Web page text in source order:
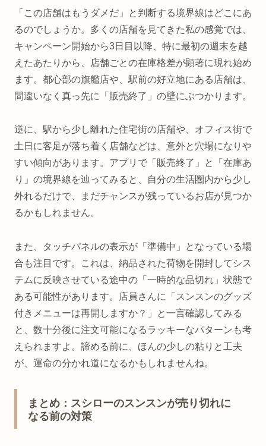
「この店舗はもうダメだ」と判断する境界線はどこにあ
るのでしょうか。多くの店舗を見てきた私の感覚では、
キャンペーン開始から3日目以降、特に最初の週末を越
えたあたりから、店舗ごとの在庫格差が顕著に現れ始め
ます。都心部の旗艦店や、駅前の好立地にある店舗は、
間違いなく真っ先に「販売終了」の壁にぶつかります。
逆に、駅から少し離れた住宅街の店舗や、オフィス街で
土日に客足が落ち着く店舗などは、意外と穴場になりや
すい傾向があります。アプリで「販売終了」と「在庫あ
り」の境界線を辿ってみると、自分の生活圏内から少し
外れるだけで、まだチャンスが残っているお店が見つか
るかもしれません。
また、タッチパネルの表示が「準備中」となっている場
合も注目です。これは、納品された荷物を開封してシス
テムに反映させている途中の「一時的な品切れ」状態で
ある可能性があります。店員さんに「スンスンのグッズ
付きメニューは再開しますか？」と一言確認してみる
と、数十分後に注文可能になるラッキーなパターンも考
えられますよ。諦める前に、ほんの少しの粘りと工夫
が、運命の分かれ道になるかもしれませんね。
まとめ：スシローのスンスンが売り切れに
なる前の対策